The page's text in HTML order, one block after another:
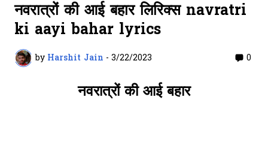
नवरात्रों की आई बहार लिरिक्स navratri
ki aayi bahar lyrics
by Harshit Jain - 3/22/2023 0
नवरात्रों की आई बहार